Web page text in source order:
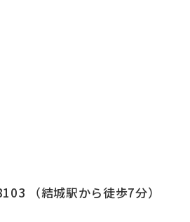
（結城駅から徒歩7分）